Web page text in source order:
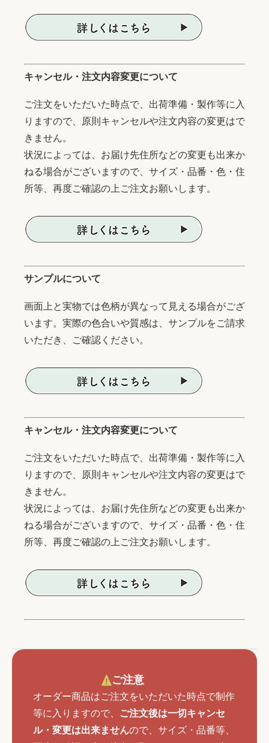
キャンセル・注文内容変更について
ご注文をいただいた時点で、出荷準備・製作等に入
りますので、原則キャンセルや注文内容の変更はで
きません。
状況によっては、お届け先住所などの変更も出来か
ねる場合がございますので、サイズ・品番・色・住
所等、再度ご確認の上ご注文お願いします。
サンプルについて
画面上と実物では色柄が異なって見える場合がござ
います。実際の色合いや質感は、サンプルをご請求
いただき、ご確認ください。
キャンセル・注文内容変更について
ご注文をいただいた時点で、出荷準備・製作等に入
りますので、原則キャンセルや注文内容の変更はで
きません。
状況によっては、お届け先住所などの変更も出来か
ねる場合がございますので、サイズ・品番・色・住
所等、再度ご確認の上ご注文お願いします。
ご注意
オーダー商品はご注文をいただいた時点で制作
等に入りますので、
ご注文後は一切キャンセ
ル・変更は出来ませんので、サイズ・品番等、